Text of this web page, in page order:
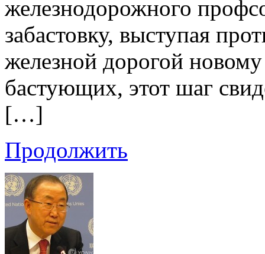
железнодорожного
забастовку, выступая
железной дорогой
бастующих, этот шаг
[…]
Продолжить